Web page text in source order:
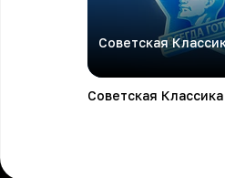
Советская
Советская Классика